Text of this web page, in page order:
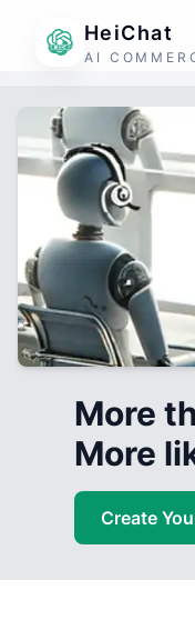
HeiChat
AI
More
More
Create